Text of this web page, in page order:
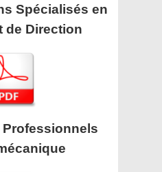
Spécialisés en
de Direction
Professionnels